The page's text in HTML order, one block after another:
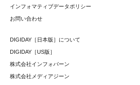
インフォマティブデータポリシー
お問い合わせ
DIGIDAY［日本版］について
DIGIDAY［US版］
株式会社インフォバーン
株式会社メディアジーン